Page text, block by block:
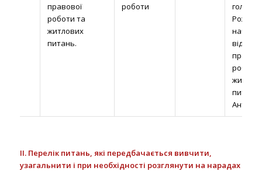
правової
роботи та
житлових
питань.
роботи
голови
відділу
роботи
питань
II. Перелік питань, які передбачається вивчити,
узагальнити і при необхідності розглянути на нарадах